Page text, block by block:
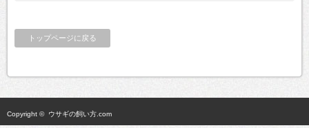
トップページに戻る
Copyright © ウサギの飼い方.com